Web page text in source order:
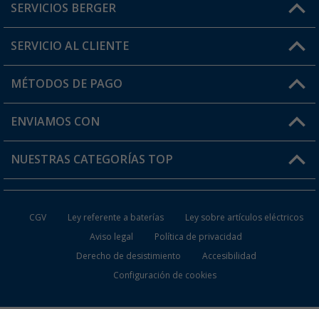
¿Tienes alguna duda?
SERVICIOS BERGER
Conviértete en distribuidor
Mi cuenta
Tarjeta Berger Digital
SERVICIO AL CLIENTE
FAQ y Contacto
Información de envío
¿Dónde está mi pedido?
MÉTODOS DE PAGO
ENVIAMOS CON
NUESTRAS CATEGORÍAS TOP
Muebles de Camping
CGV Ley referente a baterías
Ley sobre artículos eléctricos
Aviso legal
Política de privacidad
Derecho de desistimiento
Accesibilidad
Configuración de cookies